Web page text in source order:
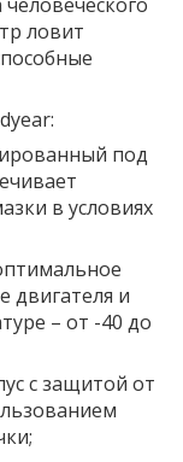
ловит
под
в условиях
двигателя и
– от -40 до
с защитой от